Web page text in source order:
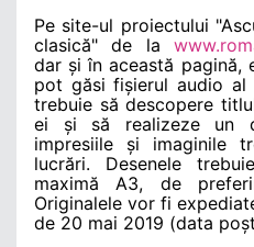
Pe site-ul proiectului
clasică" de la
dar și în această pagină,
pot găsi fișierul audio al
trebuie să descopere
ei și să realizeze un
impresiile și imaginile
lucrări. Desenele
maximă A3, de
Originalele vor fi
de 20 mai 2019 (data